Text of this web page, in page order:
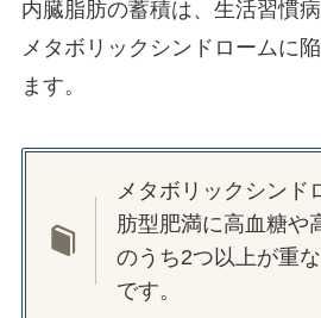
内臓脂肪の蓄積は、生活習慣
メタボリックシンドロームに
ます。
メタボリックシンド
肪型肥満に高血糖や
のうち2つ以上が重
です。